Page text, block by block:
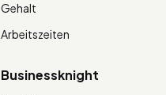
Gehalt
Arbeitszeiten
Businessknight